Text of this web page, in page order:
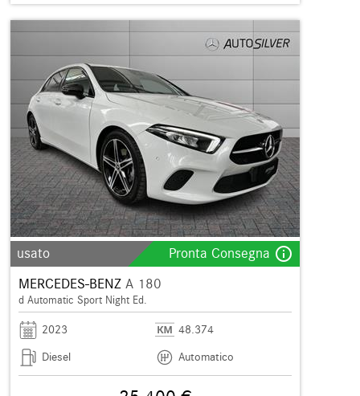
usato Pronta Consegna info_outline
MERCEDES-BENZ A 180
d Automatic Sport Night Ed.
2023
48.374
Diesel
Automatico